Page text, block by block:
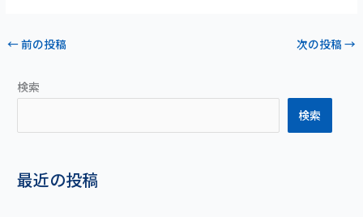
←前の投稿 次の投稿 →
検索
検索
最近の投稿